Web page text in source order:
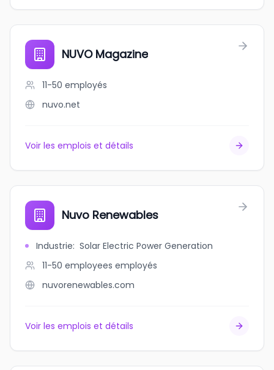
NUVO Magazine
11-50 employés
nuvo.net
Voir les emplois et détails
Nuvo Renewables
Industrie: Solar Electric Power Generation
11-50 employees employés
nuvorenewables.com
Voir les emplois et détails